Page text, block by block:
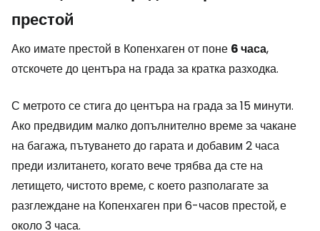
престой
Ако имате престой в Копенхаген от поне 6 часа,
отскочете до центъра на града за кратка разходка.
С метрото се стига до центъра на града за 15 минути.
Ако предвидим малко допълнително време за чакане
на багажа, пътуването до гарата и добавим 2 часа
преди излитането, когато вече трябва да сте на
летището, чистото време, с което разполагате за
разглеждане на Копенхаген при 6-часов престой, е
около 3 часа.